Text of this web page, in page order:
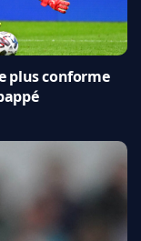
plus conforme